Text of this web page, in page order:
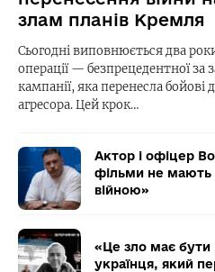
злам планів Кремля
Сьогодні виповнюється два
операції — безпрецедентної
кампанії, яка перенесла бойові
агресора. Цей крок…
Актор і офіцер
фільми не мають
війною»
«Це зло має бути
українця, який